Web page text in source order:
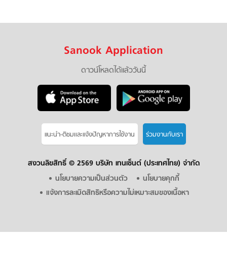
Sanook Application
ดาวน์โหลดได้แล้ววันนี้
แนะนำ-ติชมเเละแจ้งปัญหาการใช้งาน ร่วมงานกับเรา
สงวนลิขสิทธิ์ © 2569 บริษัท เทนเซ็นต์ (ประเทศไทย) จำกัด
นโยบายความเป็นส่วนตัว
นโยบายคุกกี้
แจ้งการละเมิดสิทธิหรือความไม่เหมาะสมของเนื้อหา